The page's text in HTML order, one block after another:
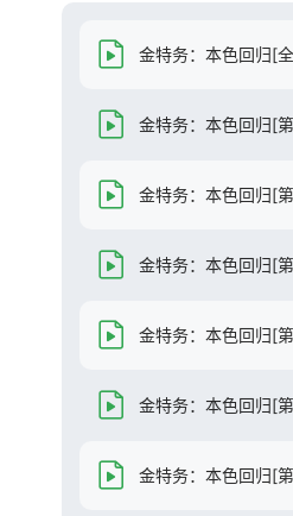
金特务：本色回归[
金特务：本色回归[
金特务：本色回归[
金特务：本色回归[
金特务：本色回归[
金特务：本色回归[
金特务：本色回归[